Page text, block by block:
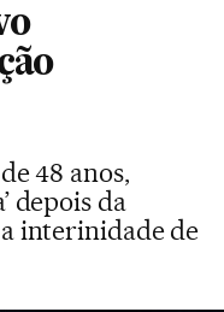
48 anos,
depois da
interinidade de